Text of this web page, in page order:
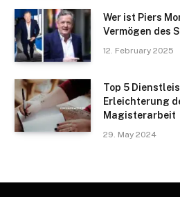
Wer ist Piers
Vermögen des
12. February 2025
Top 5
Erleichterung
Magisterarbeit
29. May 2024